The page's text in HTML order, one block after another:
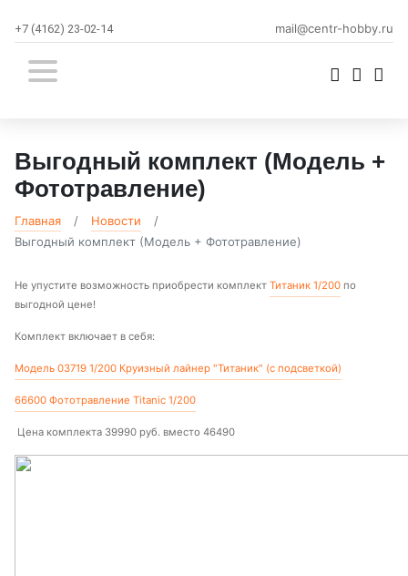
mail@centr-hobby.ru
+7 (4162) 23-02-14
Выгодный комплект (Модель +
Фототравление)
Главная
Новости
Выгодный комплект (Модель + Фототравление)
Не упустите возможность приобрести комплект Титаник 1/200 по
выгодной цене!
Комплект включает в себя:
Модель 03719 1/200 Круизный лайнер "Титаник" (с подсветкой)
66600 Фототравление Titanic 1/200
Цена комплекта 39990 руб. вместо 46490